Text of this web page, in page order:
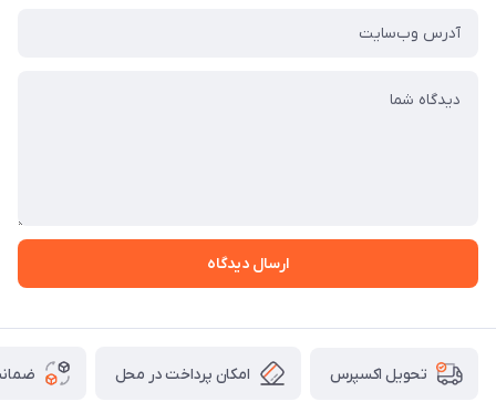
ارسال دیدگاه
تحویل اکسپرس امکان پرداخت در محل